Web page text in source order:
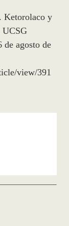
Ketorolaco y
UCSG
agosto de
view/391